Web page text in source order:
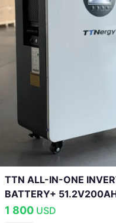
TTN ALL-IN-ONE
BATTERY+
1 800 USD